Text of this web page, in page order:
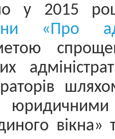
у 2015
«Про
вікна»